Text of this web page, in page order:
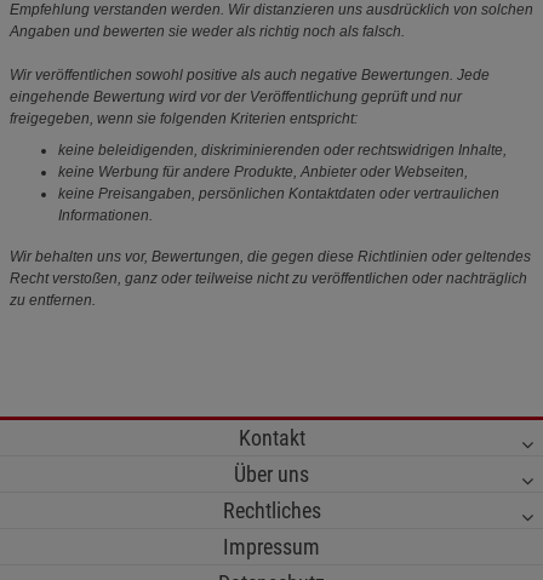
Empfehlung verstanden werden. Wir distanzieren uns ausdrücklich von solchen
Angaben und bewerten sie weder als richtig noch als falsch.
Wir veröffentlichen sowohl positive als auch negative Bewertungen. Jede
eingehende Bewertung wird vor der Veröffentlichung geprüft und nur
freigegeben, wenn sie folgenden Kriterien entspricht:
keine beleidigenden, diskriminierenden oder rechtswidrigen Inhalte,
keine Werbung für andere Produkte, Anbieter oder Webseiten,
keine Preisangaben, persönlichen Kontaktdaten oder vertraulichen
Informationen.
Wir behalten uns vor, Bewertungen, die gegen diese Richtlinien oder geltendes
Recht verstoßen, ganz oder teilweise nicht zu veröffentlichen oder nachträglich
zu entfernen.
Kontakt
Über uns
Rechtliches
Impressum